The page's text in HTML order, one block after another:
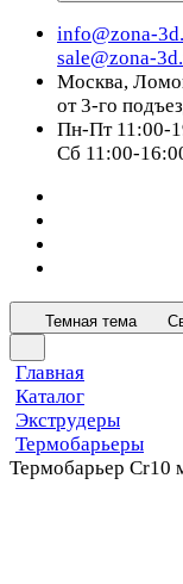
info@zona-
sale@zona-
Москва,
от 3-го
Пн-Пт 11:00-
Сб 11:00-
Темная тема
Главная
Каталог
Экструдеры
Термобарьеры
Термобарьер Cr10